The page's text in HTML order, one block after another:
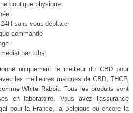
boutique physique
sans vous déplacer
commande
par tchat
uniquement le meilleur du CBD pour
les meilleures marques de CBD, THCP,
White Rabbit. Tous les produits sont
en laboratoire. Vous avez l'assurance
pour la France, la Belgique ou encore la